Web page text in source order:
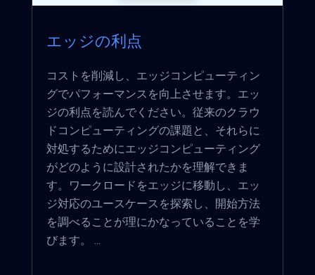
エッジの利点
コストを削減し、エッジコンピューティン
グでパフォーマンスを向上させます。エッ
ジの利点を読んでください。従来のクラウ
ドコンピューティングの課題と、それらに
対処するためにエッジコンピューティング
がどのように設計されたかを理解できま
す。ワークロードをエッジに移動し、エッ
ジ対応のユースケースを探索し、開始方法
を調べることが理にかなっていることを学
びます。 ...